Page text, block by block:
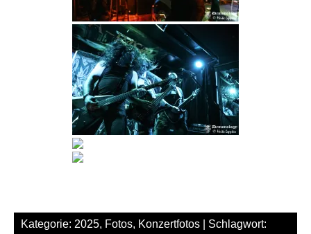
Kategorie: 2025, Fotos, Konzertfotos | Schlagwort: